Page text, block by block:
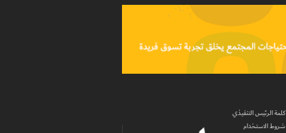
كلمة الرئيس التنفيذي
شروط الاستخدام